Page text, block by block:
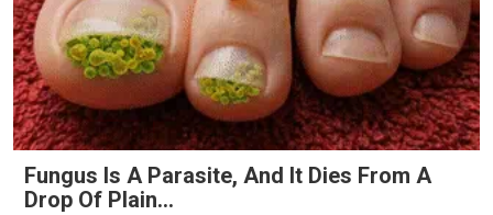
Fungus Is A Parasite, And It Dies From A
Drop Of Plain...